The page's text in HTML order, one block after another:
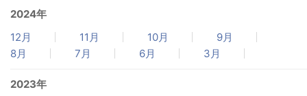
2024年
12月
11月 10月
9月
8月
7月 6月 3月
2023年